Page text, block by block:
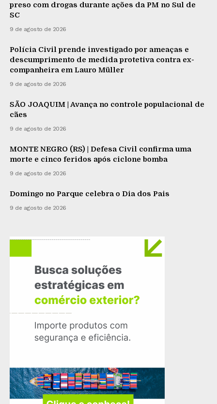
preso com drogas durante ações da PM no Sul de
SC
9 de agosto de 2026
Polícia Civil prende investigado por ameaças e
descumprimento de medida protetiva contra ex-
companheira em Lauro Müller
9 de agosto de 2026
SÃO JOAQUIM | Avança no controle populacional de
cães
9 de agosto de 2026
MONTE NEGRO (RS) | Defesa Civil confirma uma
morte e cinco feridos após ciclone bomba
9 de agosto de 2026
Domingo no Parque celebra o Dia dos Pais
9 de agosto de 2026